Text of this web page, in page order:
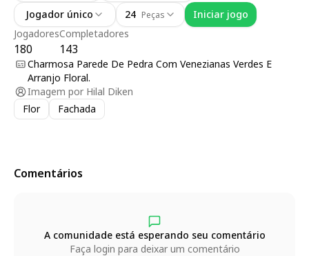
Jogadores
180
Completadores
143
Jogador único
24 Peças Iniciar jogo
Charmosa Parede De Pedra Com Venezianas Verdes E
Arranjo Floral.
Imagem por Hilal Diken
Flor
Fachada
Comentários
A comunidade está esperando seu comentário
Faça login para deixar um comentário